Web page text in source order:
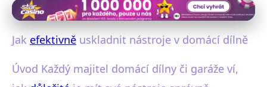
Údržba a skladování nářadí
Ukládáme nástroje: Efektivní
6. 8. 2025· 3 min čtení · Autor: Lenka Fialová
Jak efektivně uskladnit nástroje v domácí dílně
Úvod Každý majitel domácí dílny či garáže ví,